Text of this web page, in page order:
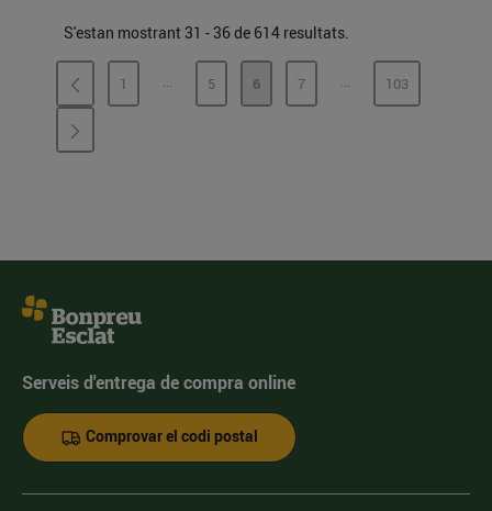
S'estan mostrant 31 - 36 de 614 resultats.
PÀGINA
1 ...PÀGINES INTERMÈDIES
PÀGINA
5 PÀGINA
6 PÀGINA
7 ...PÀGINESPÀGINA
103
Serveis d'entrega de compra online
Comprovar el codi postal